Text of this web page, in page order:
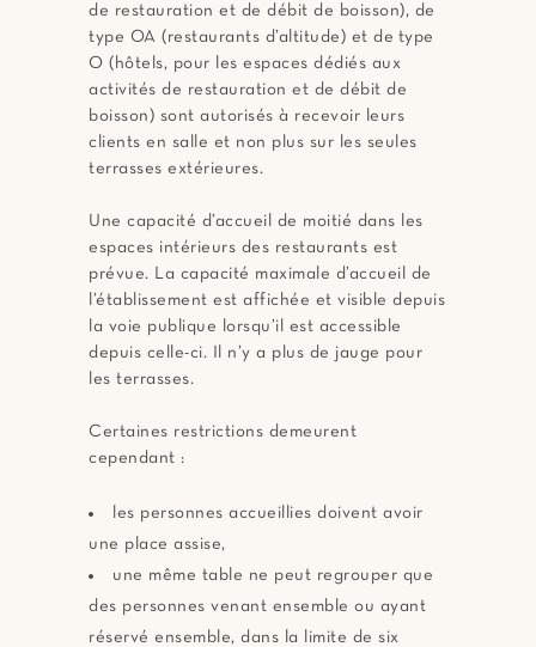
de restauration et de débit de boisson), de
type OA (restaurants d’altitude) et de type
O (hôtels, pour les espaces dédiés aux
activités de restauration et de débit de
boisson) sont autorisés à recevoir leurs
clients en salle et non plus sur les seules
terrasses extérieures.
Une capacité d’accueil de moitié dans les
espaces intérieurs des restaurants est
prévue. La capacité maximale d’accueil de
l’établissement est affichée et visible depuis
la voie publique lorsqu’il est accessible
depuis celle-ci. Il n’y a plus de jauge pour
les terrasses.
Certaines restrictions demeurent
cependant :
les personnes accueillies doivent avoir
une place assise,
une même table ne peut regrouper que
des personnes venant ensemble ou ayant
réservé ensemble, dans la limite de six